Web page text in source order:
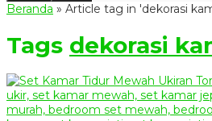
Beranda » Article tag in 'dekorasi
Tags dekorasi